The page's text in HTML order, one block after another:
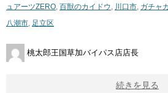
ュアーツZERO, 百獣のカイドウ, 川口市, ガチャ
八潮市, 足立区
桃太郎王国草加バイパス店店長
続きを見る